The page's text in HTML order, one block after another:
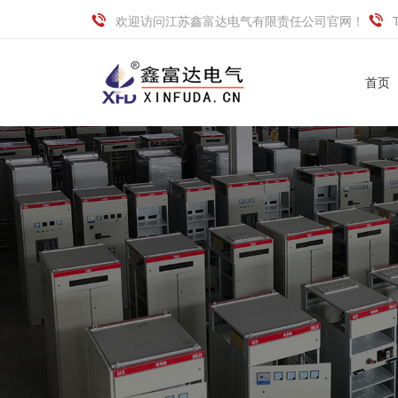
欢迎访问江苏鑫富达电气有限责任公司官网！
首页